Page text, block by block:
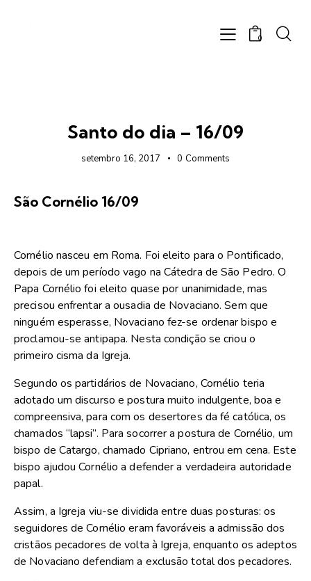
0
Santo do dia – 16/09
setembro 16, 2017 0 Comments
São Cornélio 16/09
Cornélio nasceu em Roma. Foi eleito para o Pontificado,
depois de um período vago na Cátedra de São Pedro. O
Papa Cornélio foi eleito quase por unanimidade, mas
precisou enfrentar a ousadia de Novaciano. Sem que
ninguém esperasse, Novaciano fez-se ordenar bispo e
proclamou-se antipapa. Nesta condição se criou o
primeiro cisma da Igreja.
Segundo os partidários de Novaciano, Cornélio teria
adotado um discurso e postura muito indulgente, boa e
compreensiva, para com os desertores da fé católica, os
chamados “lapsi”. Para socorrer a postura de Cornélio, um
bispo de Catargo, chamado Cipriano, entrou em cena. Este
bispo ajudou Cornélio a defender a verdadeira autoridade
papal.
Assim, a Igreja viu-se dividida entre duas posturas: os
seguidores de Cornélio eram favoráveis a admissão dos
cristãos pecadores de volta à Igreja, enquanto os adeptos
de Novaciano defendiam a exclusão total dos pecadores.